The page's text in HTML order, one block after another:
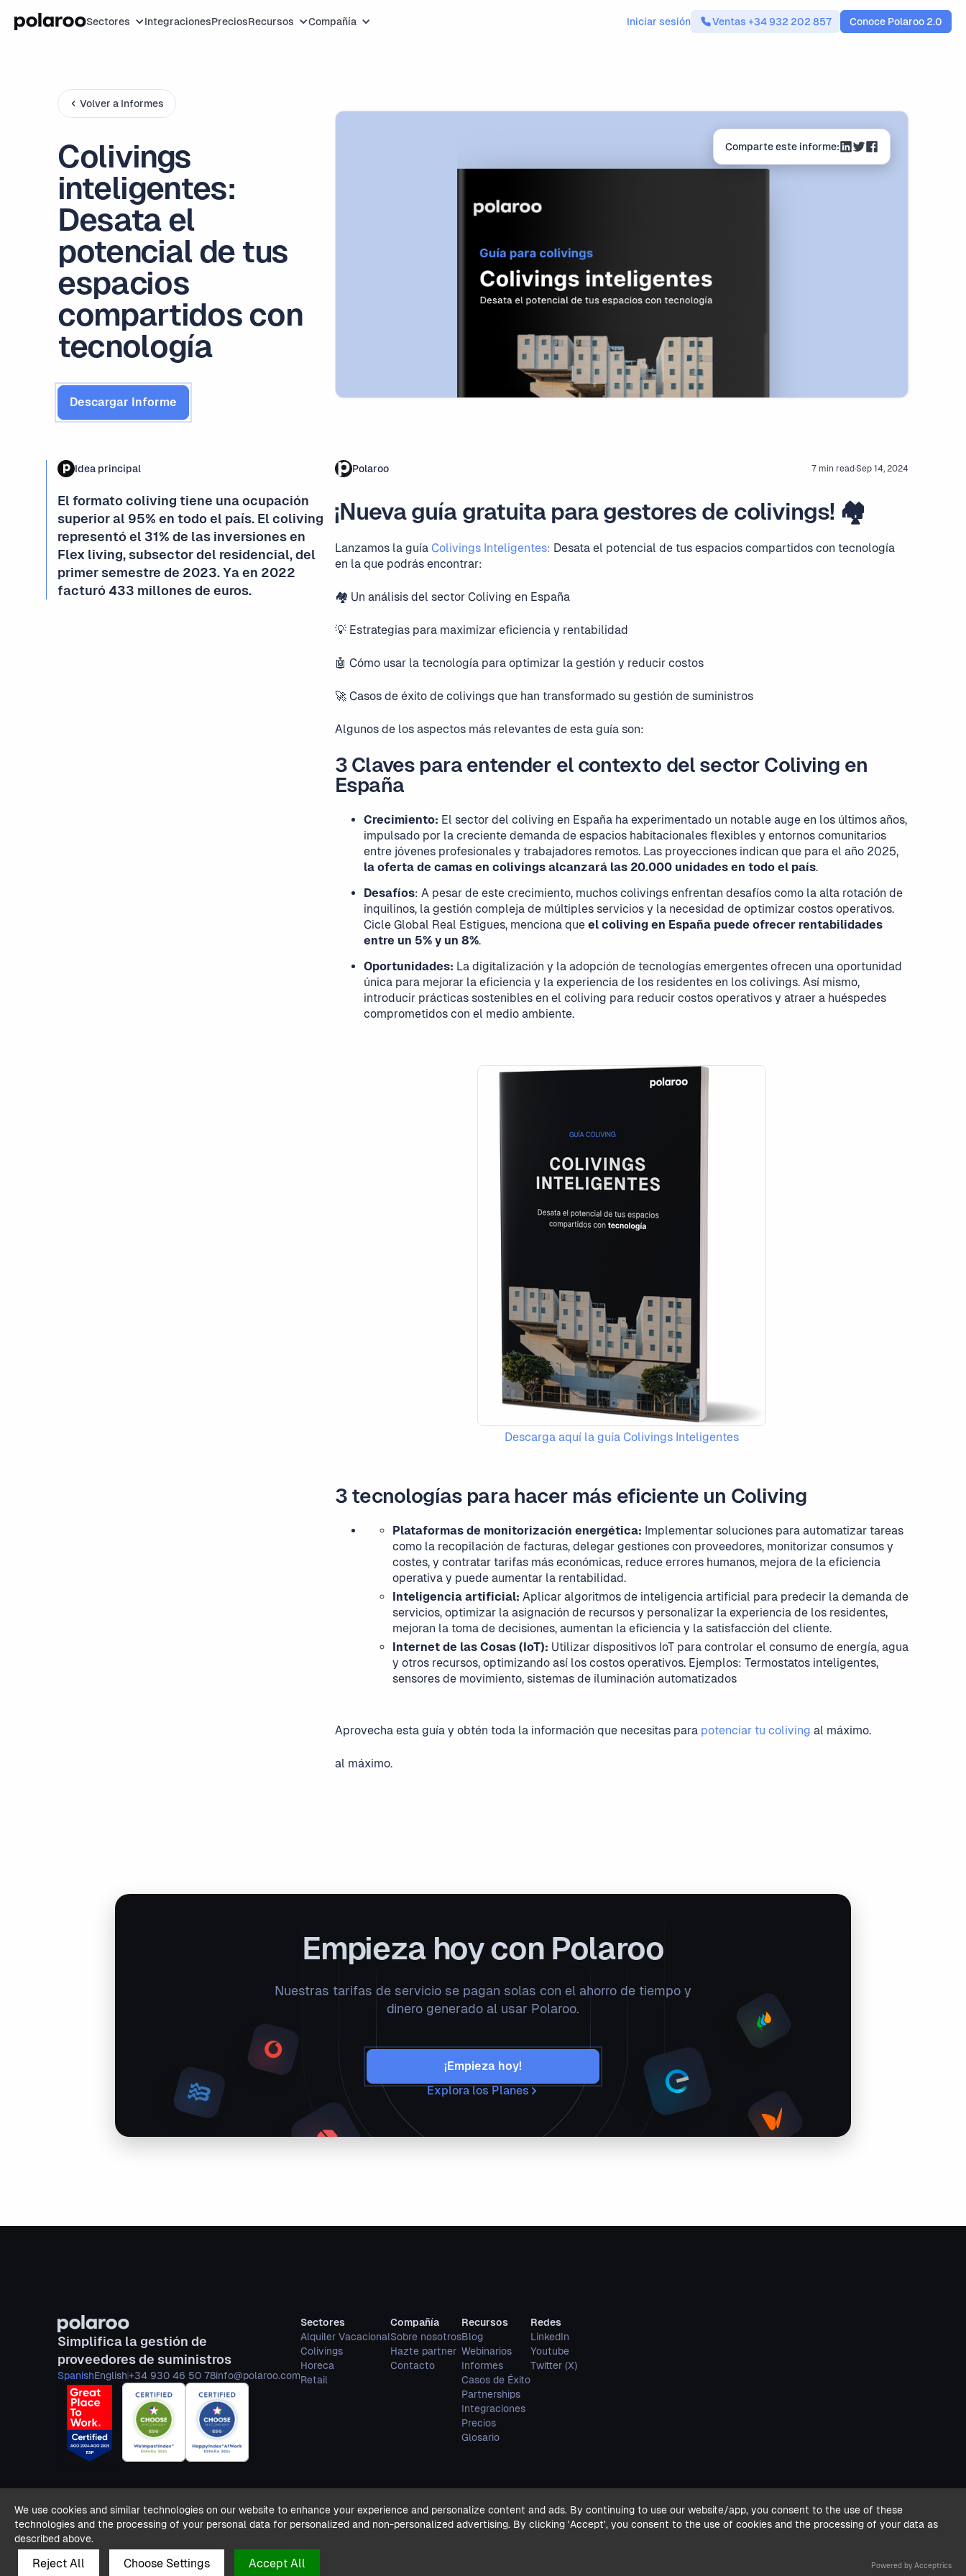
Sectores IntegracionesPreciosRecursos Compañía Iniciar sesión Ventas +34 932 202 857 Conoce Polaroo 2.0
Volver a Informes
Colivings
inteligentes:
Desata el
potencial de tus
espacios
compartidos con
tecnología
Descargar Informe
Comparte este informe:
Idea principal
El formato coliving tiene una ocupación
superior al 95% en todo el país. El coliving
representó el 31% de las inversiones en
Flex living, subsector del residencial, del
primer semestre de 2023. Ya en 2022
facturó 433 millones de euros.
Polaroo 7 min read·Sep 14, 2024
️¡Nueva guía gratuita para gestores de colivings! 🏘
Lanzamos la guía Colivings Inteligentes: Desata el potencial de tus espacios compartidos con tecnología
en la que podrás encontrar:
🏘️ Un análisis del sector Coliving en España
💡 Estrategias para maximizar eficiencia y rentabilidad
🤖 Cómo usar la tecnología para optimizar la gestión y reducir costos
🚀 Casos de éxito de colivings que han transformado su gestión de suministros
Algunos de los aspectos más relevantes de esta guía son:
3 Claves para entender el contexto del sector Coliving en
España
Crecimiento: El sector del coliving en España ha experimentado un notable auge en los últimos años,
impulsado por la creciente demanda de espacios habitacionales flexibles y entornos comunitarios
entre jóvenes profesionales y trabajadores remotos. Las proyecciones indican que para el año 2025,
la oferta de camas en colivings alcanzará las 20.000 unidades en todo el país.
Desafíos: A pesar de este crecimiento, muchos colivings enfrentan desafíos como la alta rotación de
inquilinos, la gestión compleja de múltiples servicios y la necesidad de optimizar costos operativos.
Cicle Global Real Estigues, menciona que el coliving en España puede ofrecer rentabilidades
entre un 5% y un 8%.
Oportunidades: La digitalización y la adopción de tecnologías emergentes ofrecen una oportunidad
única para mejorar la eficiencia y la experiencia de los residentes en los colivings. Así mismo,
introducir prácticas sostenibles en el coliving para reducir costos operativos y atraer a huéspedes
comprometidos con el medio ambiente.
Descarga aquí la guía Colivings Inteligentes
3 tecnologías para hacer más eficiente un Coliving
Plataformas de monitorización energética: Implementar soluciones para automatizar tareas
como la recopilación de facturas, delegar gestiones con proveedores, monitorizar consumos y
costes, y contratar tarifas más económicas, reduce errores humanos, mejora de la eficiencia
operativa y puede aumentar la rentabilidad.
Inteligencia artificial: Aplicar algoritmos de inteligencia artificial para predecir la demanda de
servicios, optimizar la asignación de recursos y personalizar la experiencia de los residentes,
mejoran la toma de decisiones, aumentan la eficiencia y la satisfacción del cliente.
Internet de las Cosas (IoT): Utilizar dispositivos IoT para controlar el consumo de energía, agua
y otros recursos, optimizando así los costos operativos. Ejemplos: Termostatos inteligentes,
sensores de movimiento, sistemas de iluminación automatizados
Aprovecha esta guía y obtén toda la información que necesitas para potenciar tu coliving al máximo.
al máximo.
Empieza hoy con Polaroo
Nuestras tarifas de servicio se pagan solas con el ahorro de tiempo y
dinero generado al usar Polaroo.
¡Empieza hoy!
Explora los Planes
Simplifica la gestión de
proveedores de suministros
SpanishEnglish+34 930 46 50 78info@polaroo.com
Sectores
Alquiler Vacacional
Colivings
Horeca
Retail
Compañía
Sobre nosotros
Hazte partner
Contacto
Recursos
Blog
Webinarios
Informes
Casos de Éxito
Partnerships
Integraciones
Precios
Glosario
Redes
LinkedIn
Youtube
Twitter (X)
We use cookies and similar technologies on our website to enhance your experience and personalize content and ads. By continuing to use our website/app, you consent to the use of these
technologies and the processing of your personal data for personalized and non-personalized advertising. By clicking 'Accept', you consent to the use of cookies and the processing of your data as
described above.
Reject All Choose Settings Accept All Powered by Acceptrics